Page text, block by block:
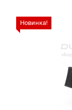
Новинка!